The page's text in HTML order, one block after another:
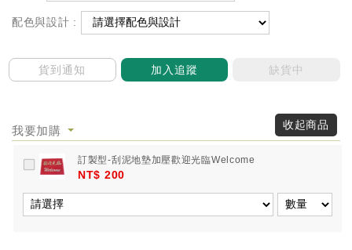
配色與設計 :
貨到通知 加入追蹤 缺貨中
我要加購 收起商品
訂製型-刮泥地墊加壓歡迎光臨Welcome
NT$ 200